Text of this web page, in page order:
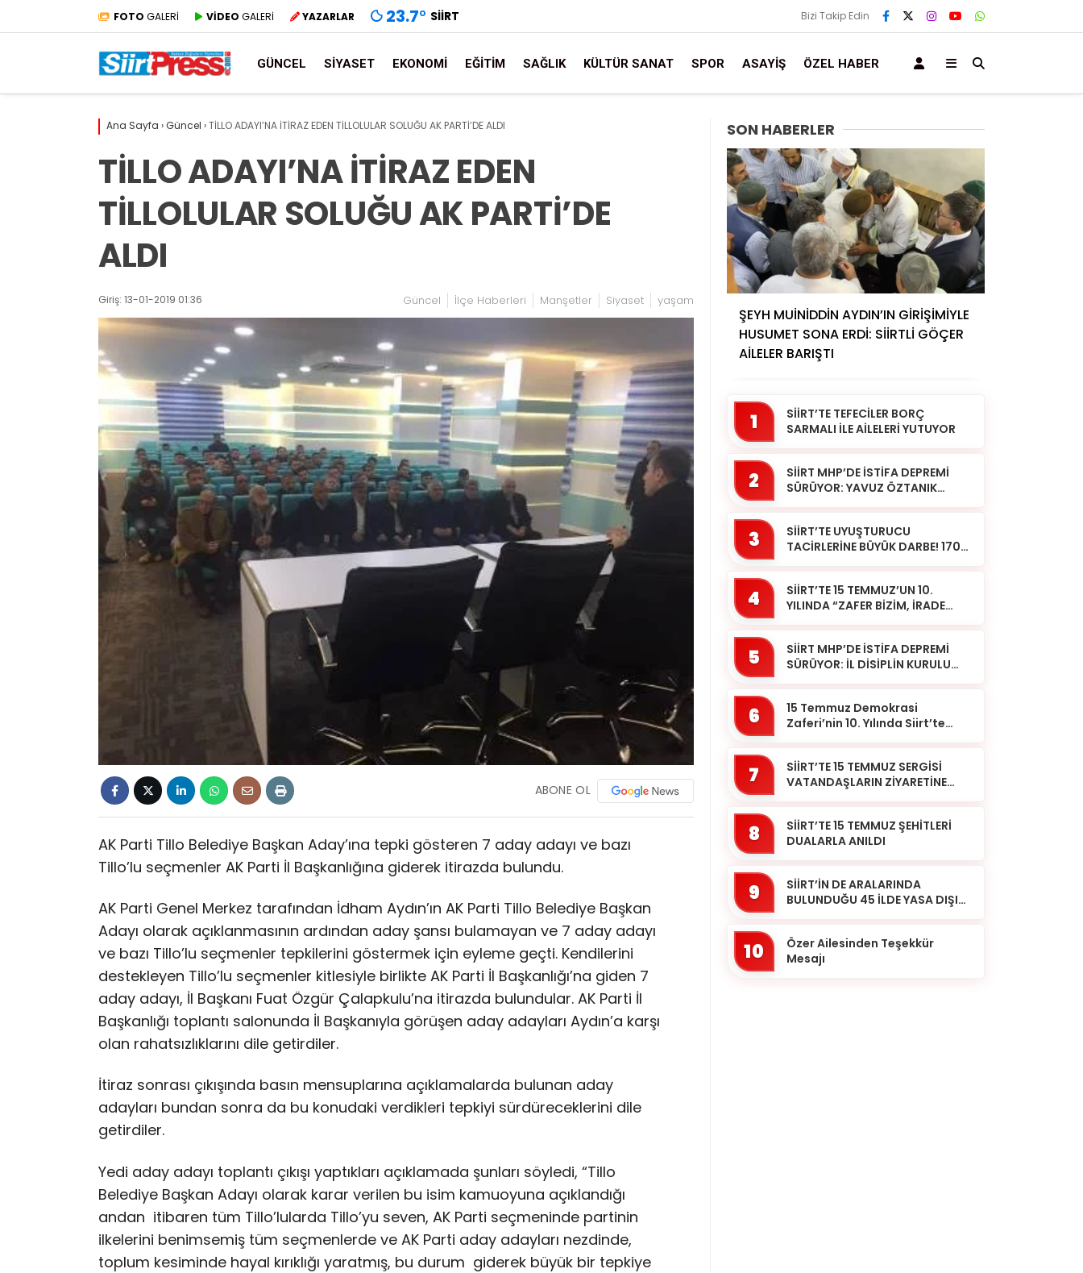
FOTO GALERİ VİDEO GALERİ YAZARLAR 23.7° SIIRT Bizi Takip Edin
GÜNCEL SIYASET EKONOMI EĞITIM SAĞLIK KÜLTÜR SANAT SPOR ASAYIŞ ÖZEL HABER
Ana Sayfa ›Güncel ›TİLLO ADAYI’NA İTİRAZ EDEN TİLLOLULAR SOLUĞU AK PARTİ’DE ALDI
TİLLO ADAYI’NA İTİRAZ EDEN
TİLLOLULAR SOLUĞU AK PARTİ’DE
ALDI
Giriş: 13-01-2019 01:36 Güncel İlçe Haberleri Manşetler Siyaset yaşam
ABONE OL
AK Parti Tillo Belediye Başkan Aday’ına tepki gösteren 7 aday adayı ve bazı
Tillo’lu seçmenler AK Parti İl Başkanlığına giderek itirazda bulundu.
AK Parti Genel Merkez tarafından İdham Aydın’ın AK Parti Tillo Belediye Başkan
Adayı olarak açıklanmasının ardından aday şansı bulamayan ve 7 aday adayı
ve bazı Tillo’lu seçmenler tepkilerini göstermek için eyleme geçti. Kendilerini
destekleyen Tillo’lu seçmenler kitlesiyle birlikte AK Parti İl Başkanlığı’na giden 7
aday adayı, İl Başkanı Fuat Özgür Çalapkulu’na itirazda bulundular. AK Parti İl
Başkanlığı toplantı salonunda İl Başkanıyla görüşen aday adayları Aydın’a karşı
olan rahatsızlıklarını dile getirdiler.
İtiraz sonrası çıkışında basın mensuplarına açıklamalarda bulunan aday
adayları bundan sonra da bu konudaki verdikleri tepkiyi sürdüreceklerini dile
getirdiler.
Yedi aday adayı toplantı çıkışı yaptıkları açıklamada şunları söyledi, “Tillo
Belediye Başkan Adayı olarak karar verilen bu isim kamuoyuna açıklandığı
andan itibaren tüm Tillo’lularda Tillo’yu seven, AK Parti seçmeninde partinin
ilkelerini benimsemiş tüm seçmenlerde ve AK Parti aday adayları nezdinde,
toplum kesiminde hayal kırıklığı yaratmış, bu durum giderek büyük bir tepkiye
SON HABERLER
ŞEYH MUİNİDDİN AYDIN’IN GİRİŞİMİYLE
HUSUMET SONA ERDİ: SİİRTLİ GÖÇER
AİLELER BARIŞTI
1
SİİRT’TE TEFECİLER BORÇ
SARMALI İLE AİLELERİ YUTUYOR
2
SİİRT MHP’DE İSTİFA DEPREMİ
SÜRÜYOR: YAVUZ ÖZTANIK
3
SİİRT’TE UYUŞTURUCU
TACİRLERİNE BÜYÜK DARBE! 170
TUTUKLAND...
4
SİİRT’TE 15 TEMMUZ’UN 10.
YILINDA “ZAFER BİZİM, İRADE
5
SİİRT MHP’DE İSTİFA DEPREMİ
SÜRÜYOR: İL DİSİPLİN KURULU
6
15 Temmuz Demokrasi
Zaferi’nin 10. Yılında Siirt’te
7
SİİRT’TE 15 TEMMUZ SERGİSİ
VATANDAŞLARIN ZİYARETİNE
8
SİİRT’TE 15 TEMMUZ ŞEHİTLERİ
DUALARLA ANILDI
9
SİİRT’İN DE ARALARINDA
BULUNDUĞU 45 İLDE YASA DIŞI
10
Özer Ailesinden Teşekkür
Mesajı